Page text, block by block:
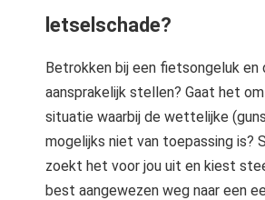
letselschade?
Betrokken bij een fietsongeluk en
aansprakelijk stellen? Gaat het
situatie waarbij de wettelijke
mogelijks niet van toepassing is?
zoekt het voor jou uit en kiest
best aangewezen weg naar een